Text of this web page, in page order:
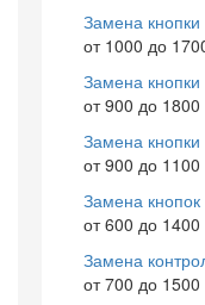
Замена
от 1000 до
Замена
от 900 до 1800
Замена
от 900 до 1100
Замена кнопок
от 600 до 1400
Замена
от 700 до 1500